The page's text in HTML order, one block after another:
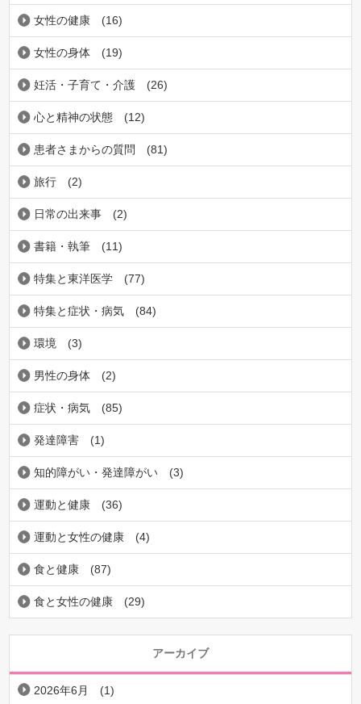
女性の健康 (16)
女性の身体 (19)
妊活・子育て・介護 (26)
心と精神の状態 (12)
患者さまからの質問 (81)
旅行 (2)
日常の出来事 (2)
書籍・執筆 (11)
特集と東洋医学 (77)
特集と症状・病気 (84)
環境 (3)
男性の身体 (2)
症状・病気 (85)
発達障害 (1)
知的障がい・発達障がい (3)
運動と健康 (36)
運動と女性の健康 (4)
食と健康 (87)
食と女性の健康 (29)
アーカイブ
2026年6月 (1)